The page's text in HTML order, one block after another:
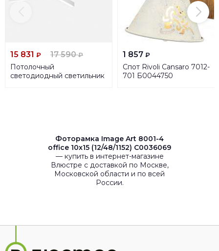
15 831 ₽ 17 590₽
Потолочный
светодиодный светильник
1 857 ₽
Спот Rivoli Cansaro 7012-
701 Б0044750
Фоторамка Image Art 8001-4
office 10x15 (12/48/1152) C0036069
— купить в интернет-магазине
Влюстре с доставкой по Москве,
Московской области и по всей
России.